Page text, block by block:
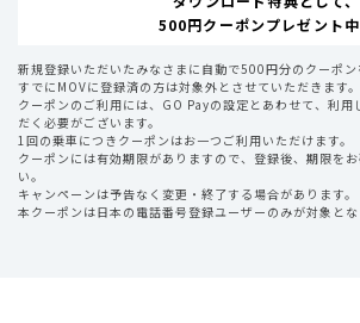
500円クーポンプレゼント中
新規登録いただいたみなさまに自動で500円分のクーポン
すでにMOVに登録済の方は対象外とさせていただきます。
クーポンのご利用には、GO Payの設定とあわせて、利用
だく必要がございます。
1回の乗車につきクーポンはお一つご利用いただけます。
クーポンには有効期限がありますので、登録後、期限を
い。
キャンペーンは予告なく変更・終了する場合があります。
本クーポンは日本の電話番号登録ユーザーのみが対象とな